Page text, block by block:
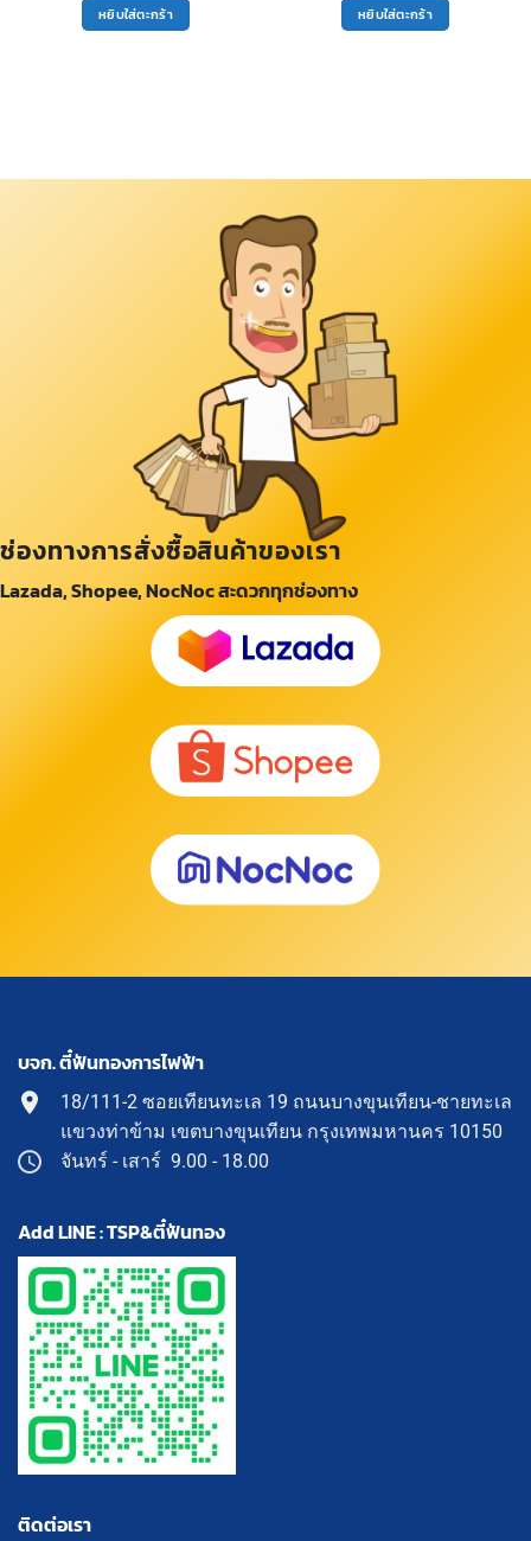
หยิบใส่ตะกร้า
หยิบใส่ตะกร้า
ช่องทางการสั่งซื้อสินค้าของเรา
Lazada, Shopee, NocNoc สะดวกทุกช่องทาง
บจก. ตี๋ฟันทองการไฟฟ้า
18/111-2 ซอยเทียนทะเล 19 ถนนบางขุนเทียน-ชายทะเล
แขวงท่าข้าม เขตบางขุนเทียน กรุงเทพมหานคร 10150
จันทร์ - เสาร์ 9.00 - 18.00
Add LINE : TSP&ตี๋ฟันทอง
ติดต่อเรา